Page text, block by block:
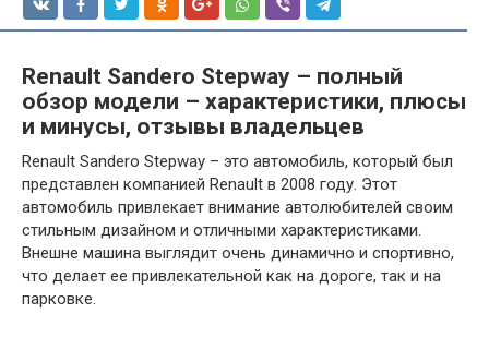
Renault Sandero Stepway – полный
обзор модели – характеристики, плюсы
и минусы, отзывы владельцев
Renault Sandero Stepway – это автомобиль, который был
представлен компанией Renault в 2008 году. Этот
автомобиль привлекает внимание автолюбителей своим
стильным дизайном и отличными характеристиками.
Внешне машина выглядит очень динамично и спортивно,
что делает ее привлекательной как на дороге, так и на
парковке.